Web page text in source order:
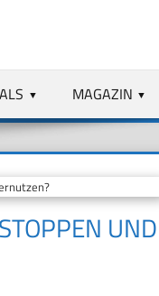
MAGAZIN
UND